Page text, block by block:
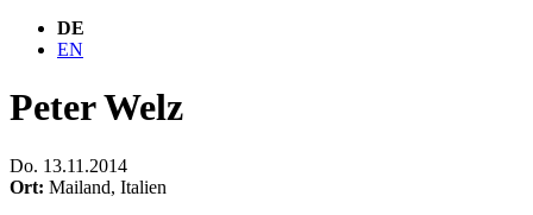
DE
EN
Peter Welz
Do. 13.11.2014
Ort: Mailand, Italien